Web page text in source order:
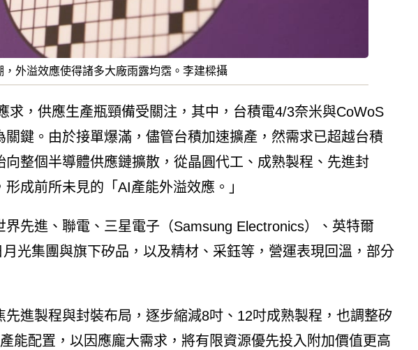
，外溢效應使得諸多大廠雨露均霑。李建樑攝
求，供應生產瓶頸備受關注，其中，台積電4/3奈米與CoWoS
關鍵。由於接單爆滿，儘管台積加速擴產，然需求已超越台積
向整個半導體供應鏈擴散，從晶圓代工、成熟製程、先進封
成前所未見的「AI產能外溢效應。」
界先進、聯電、三星電子（Samsung Electronics）、英特爾
月光集團與旗下矽品，以及精材、采鈺等，營運表現回溫，部分
先進製程與封裝布局，逐步縮減8吋、12吋成熟製程，也調整矽
能配置，以因應龐大需求，將有限資源優先投入附加價值更高